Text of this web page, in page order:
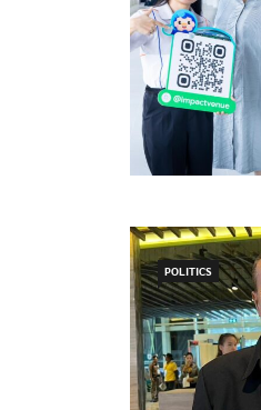
POLITICS